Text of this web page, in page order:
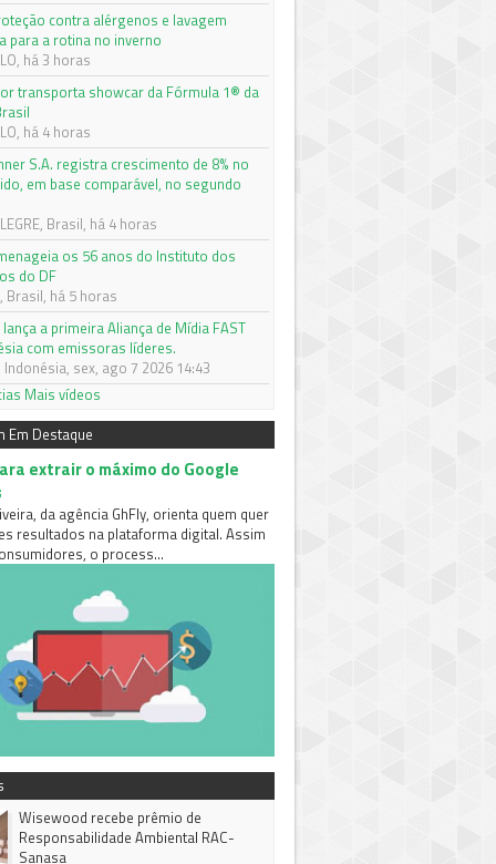
contra alérgenos e lavagem
para a rotina no inverno
há 3 horas
transporta showcar da Fórmula 1® da
há 4 horas
S.A. registra crescimento de 8% no
em base comparável, no segundo
Brasil, há 4 horas
os 56 anos do Instituto dos
do DF
Brasil, há 5 horas
a primeira Aliança de Mídia FAST
com emissoras líderes.
Indonésia, sex, ago 7 2026 14:43
Mais vídeos
Em Destaque
extrair o máximo do Google
da agência GhFly, orienta quem quer
resultados na plataforma digital. Assim
o process...
Wisewood recebe prêmio de
Responsabilidade Ambiental RAC-
Sanasa